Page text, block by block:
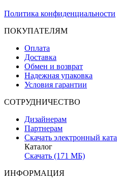
Политика конфиденциальности
ПОКУПАТЕЛЯМ
Оплата
Доставка
Обмен и возврат
Надежная упаковка
Условия гарантии
СОТРУДНИЧЕСТВО
Дизайнерам
Партнерам
Скачать электронный
Каталог
Скачать (171 МБ)
ИНФОРМАЦИЯ